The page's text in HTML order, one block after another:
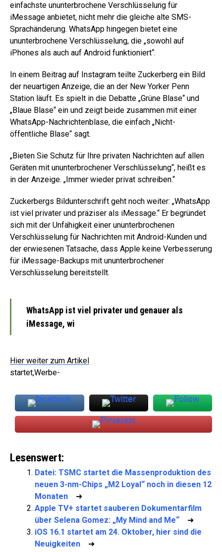
einfachste ununterbrochene Verschlüsselung für
iMessage anbietet, nicht mehr die gleiche alte SMS-
Sprachänderung. WhatsApp hingegen bietet eine
ununterbrochene Verschlüsselung, die „sowohl auf
iPhones als auch auf Android funktioniert“.
In einem Beitrag auf Instagram teilte Zuckerberg ein Bild
der neuartigen Anzeige, die an der New Yorker Penn
Station läuft. Es spielt in die Debatte „Grüne Blase“ und
„Blaue Blase“ ein und zeigt beide zusammen mit einer
WhatsApp-Nachrichtenblase, die einfach „Nicht-
öffentliche Blase“ sagt.
„Bieten Sie Schutz für Ihre privaten Nachrichten auf allen
Geräten mit ununterbrochener Verschlüsselung“, heißt es
in der Anzeige. „Immer wieder privat schreiben.“
Zuckerbergs Bildunterschrift geht noch weiter: „WhatsApp
ist viel privater und präziser als iMessage.“ Er begründet
sich mit der Unfähigkeit einer ununterbrochenen
Verschlüsselung für Nachrichten mit Android-Kunden und
der erwiesenen Tatsache, dass Apple keine Verbesserung
für iMessage-Backups mit ununterbrochener
Verschlüsselung bereitstellt.
WhatsApp ist viel privater und genauer als
iMessage, wi
Hier weiter zum Artikel
startet,Werbe-
Lesenswert:
Datei: TSMC startet die Massenproduktion des
neuen 3-nm-Chips „M2 Loyal“ noch in diesen 12
Monaten ➜
Apple TV+ startet sauberen Dokumentarfilm
über Selena Gomez: „My Mind and Me“ ➜
iOS 16.1 startet am 24. Oktober, hier sind die
Neuigkeiten ➜